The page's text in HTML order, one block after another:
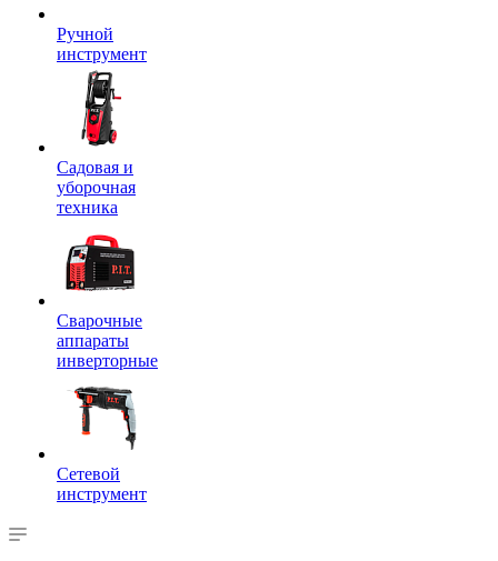
Ручной
инструмент
Садовая и
уборочная
техника
Сварочные
аппараты
инверторные
Сетевой
инструмент